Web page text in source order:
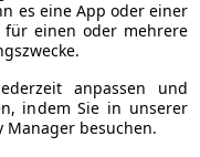
es eine App oder einer
für einen oder mehrere
anpassen und
indem Sie in unserer
Manager besuchen.
Inform
1.798 / R4